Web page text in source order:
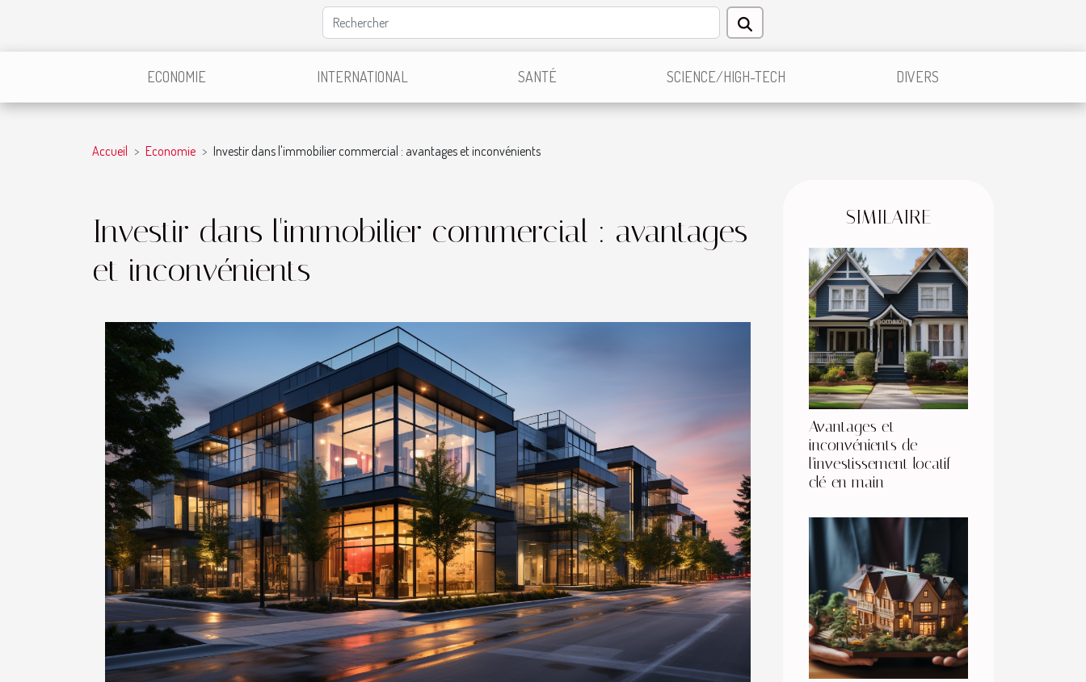
ECONOMIE INTERNATIONAL SANTÉ SCIENCE/HIGH-TECH DIVERS
Accueil Economie Investir dans l'immobilier commercial : avantages et inconvénients
Investir dans l'immobilier commercial : avantages
et inconvénients
SIMILAIRE
Avantages et
inconvénients de
l'investissement locatif
clé en main